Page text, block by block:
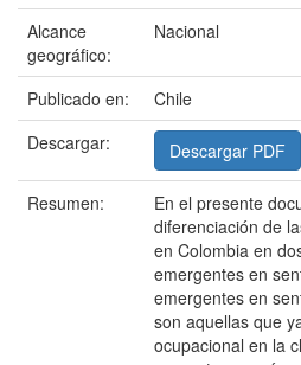
Alcance
geográfico:
Nacional
Publicado en:
Chile
Descargar:
Descargar PDF
Resumen:
En el presente
diferenciación de
en Colombia en
emergentes en
emergentes en
son aquellas que
ocupacional en la